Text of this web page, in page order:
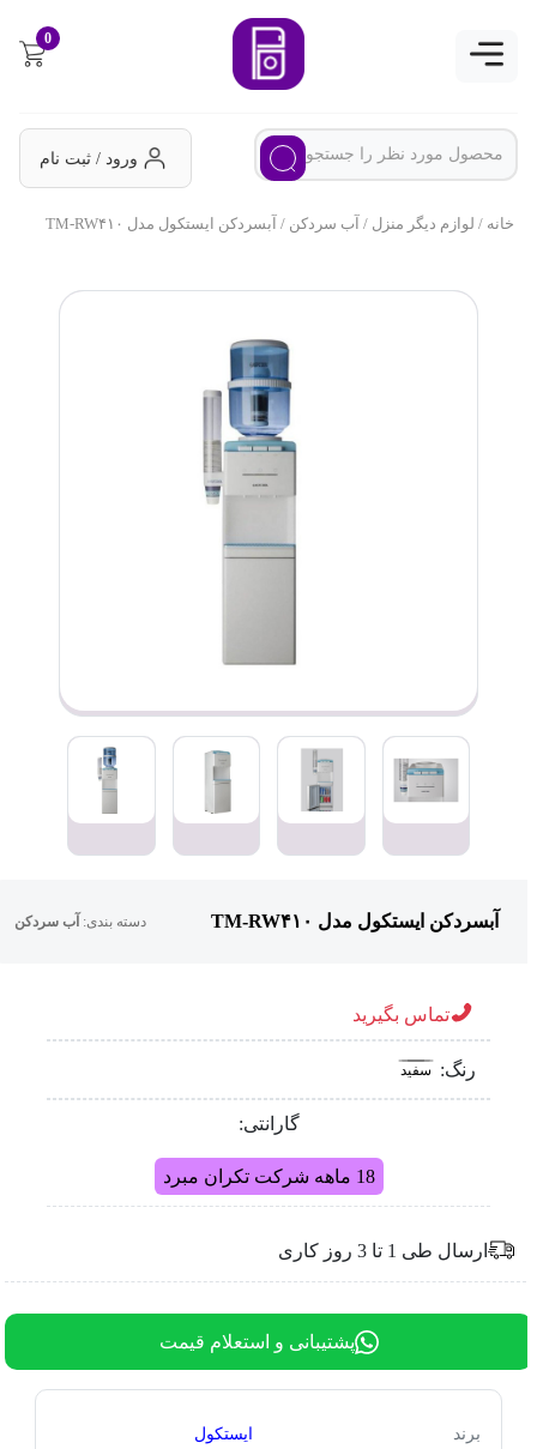
0
ورود / ثبت نام
خانه/ لوازم دیگر منزل/ آب سردکن/ آبسردکن ایستکول مدل TM-RW۴۱۰
آبسردکن ایستکول مدل TM-RW۴۱۰ دسته بندی:آب سردکن
تماس بگیرید
رنگ: سفید
گارانتی:
18 ماهه شرکت تکران مبرد
ارسال طی 1 تا 3 روز کاری
پشتیبانی و استعلام قیمت
برند ایستکول